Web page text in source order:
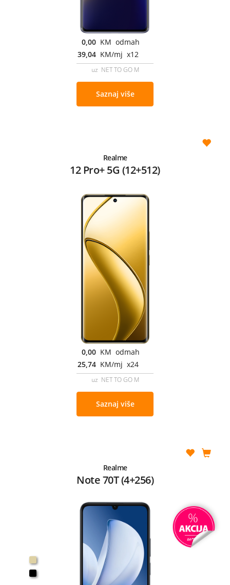
0,00 KM odmah
39,04 KM/mj x12
uz NET TO GO M
Saznaj više
Realme
12 Pro+ 5G (12+512)
0,00 KM odmah
25,74 KM/mj x24
uz NET TO GO M
Saznaj više
Realme
Note 70T (4+256)